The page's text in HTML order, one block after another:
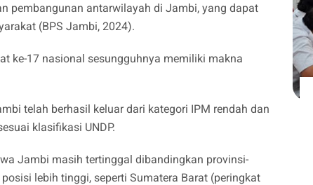
pembangunan antarwilayah di Jambi, yang dapat
(BPS Jambi, 2024).
ke-17 nasional sesungguhnya memiliki makna
telah berhasil keluar dari kategori IPM rendah dan
klasifikasi UNDP.
Jambi masih tertinggal dibandingkan provinsi-
lebih tinggi, seperti Sumatera Barat (peringkat